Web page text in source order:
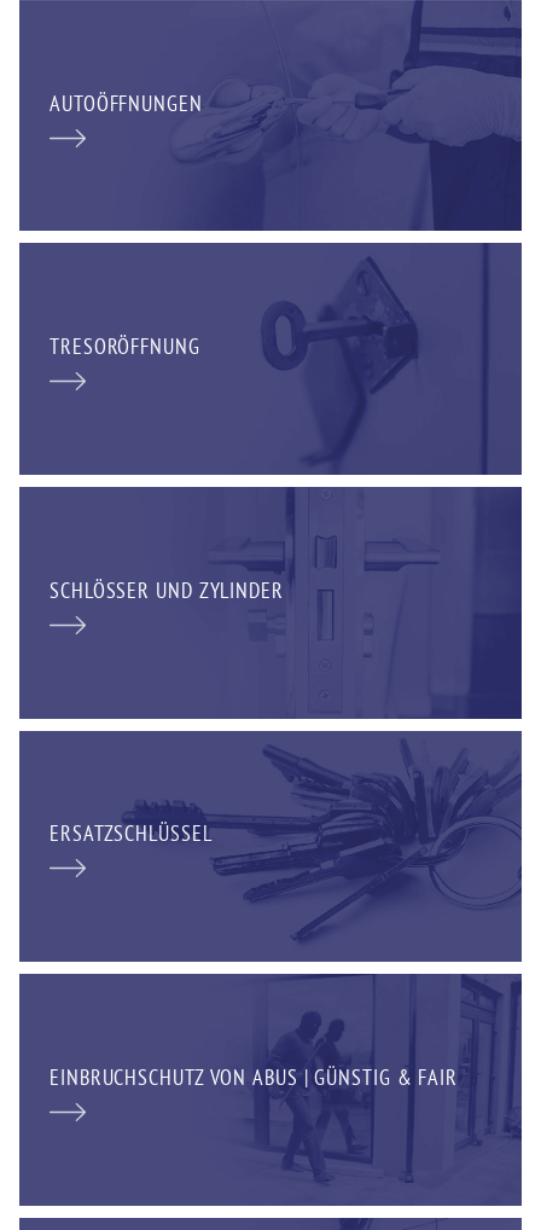
AUTOÖFFNUNGEN
TRESORÖFFNUNG
SCHLÖSSER UND ZYLINDER
ERSATZSCHLÜSSEL
EINBRUCHSCHUTZ VON ABUS | GÜNSTIG & FAIR